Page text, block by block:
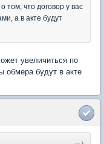
том, что договор у вас
а в акте будут
увеличиться по
обмера будут в акте